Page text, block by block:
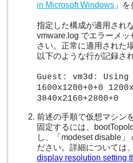
in Microsoft Windows 」
指定した構成が適用され
vmware.log でエラーメ
さい。正常に適用された
以下のような行が記録さ
Guest: vm3d: Using
1600x1200+0+0
3840x2160+2800+0
前述の手順で仮想マシン
固定するには、
し、「modeset disable」
ださい。詳細については
display resolution setting